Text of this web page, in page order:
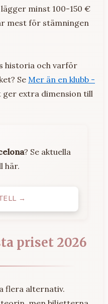
minst 100-150 €
mest för stämningen
historia och varför
Se Mer än en klubb -
ger extra dimension till
? Se aktuella
här.
→
priset 2026
flera alternativ.